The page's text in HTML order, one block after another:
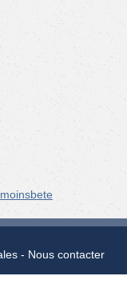
Nous contacter